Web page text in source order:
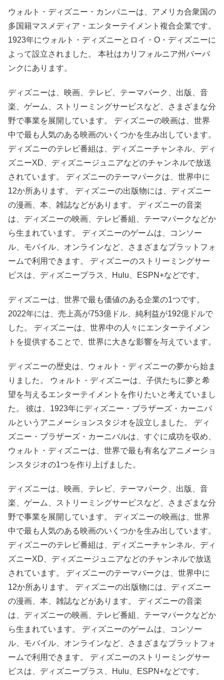
ウォルト・ディズニー・カンパニーは、アメリカ合衆国の
多国籍マスメディア・エンターテイメント複合企業です。
1923年にウォルト・ディズニーとロイ・O・ディズニーに
よって設立されました。 本社はカリフォルニア州バーバ
ンクにあります。
ディズニーは、映画、テレビ、テーマパーク、出版、音
楽、ゲーム、ストリーミングサービスなど、さまざまな分
野で事業を展開しています。 ディズニーの映画は、世界
中で最も人気のある映画のいくつかを生み出しています。
ディズニーのテレビ番組は、ディズニーチャンネル、ディ
ズニーXD、ディズニージュニアなどのチャンネルで放送
されています。 ディズニーのテーマパークは、世界中に
12か所あります。 ディズニーの出版物には、ディズニー
の漫画、本、雑誌などがあります。 ディズニーの音楽
は、ディズニーの映画、テレビ番組、テーマパークなどか
ら生まれています。 ディズニーのゲームは、コンソー
ル、モバイル、オンラインなど、さまざまなプラットフォ
ームで利用できます。 ディズニーのストリーミングサー
ビスは、ディズニープラス、Hulu、ESPN+などです。
ディズニーは、世界で最も価値のある企業の1つです。
2022年には、売上高が753億ドル、純利益が192億ドルで
した。 ディズニーは、世界中の人々にエンターテイメン
トを提供することで、世界に大きな影響を与えています。
ディズニーの歴史は、ウォルト・ディズニーの夢から始ま
りました。 ウォルト・ディズニーは、子供たちに夢と希
望を与えるエンターテイメントを作りたいと考えていまし
た。 彼は、1923年にディズニー・ブラザーズ・カーニバ
ルというアニメーションスタジオを設立しました。 ディ
ズニー・ブラザーズ・カーニバルは、すぐに成功を収め、
ウォルト・ディズニーは、世界で最も有名なアニメーショ
ンスタジオの1つを作り上げました。
ディズニーは、映画、テレビ、テーマパーク、出版、音
楽、ゲーム、ストリーミングサービスなど、さまざまな分
野で事業を展開しています。 ディズニーの映画は、世界
中で最も人気のある映画のいくつかを生み出しています。
ディズニーのテレビ番組は、ディズニーチャンネル、ディ
ズニーXD、ディズニージュニアなどのチャンネルで放送
されています。 ディズニーのテーマパークは、世界中に
12か所あります。 ディズニーの出版物には、ディズニー
の漫画、本、雑誌などがあります。 ディズニーの音楽
は、ディズニーの映画、テレビ番組、テーマパークなどか
ら生まれています。 ディズニーのゲームは、コンソー
ル、モバイル、オンラインなど、さまざまなプラットフォ
ームで利用できます。 ディズニーのストリーミングサー
ビスは、ディズニープラス、Hulu、ESPN+などです。